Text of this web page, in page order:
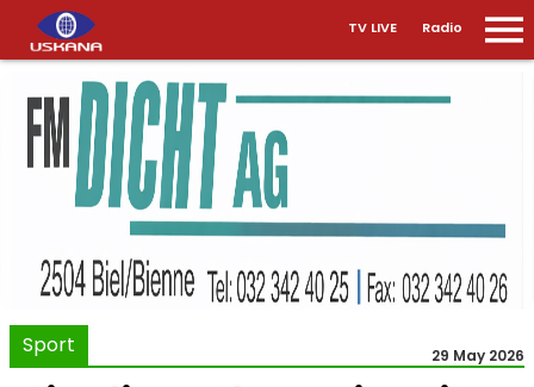
TV LIVE Radio
Sport 29 May 2026